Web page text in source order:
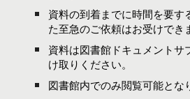
資料の到着までに時間を要す
た至急のご依頼はお受けでき
資料は図書館ドキュメントサ
け取りください。
図書館内でのみ閲覧可能とな